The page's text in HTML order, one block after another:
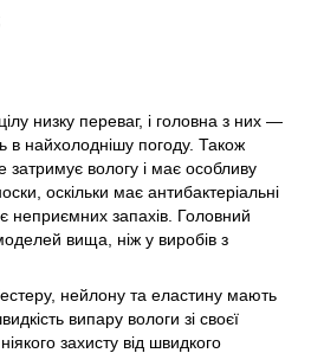
низку переваг, і головна з них —
в найхолоднішу погоду. Також
вологу і має особливу
оскільки має антибактеріальні
неприємних запахів. Головний
вища, ніж у виробів з
нейлону та еластину мають
випару вологи зі своєї
захисту від швидкого